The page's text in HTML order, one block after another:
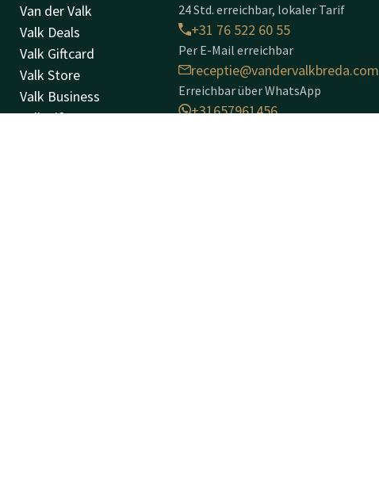
Van der Valk
Valk Deals
Valk Giftcard
Valk Store
Valk Business
Valk Life
24 Std. erreichbar, lokaler Tarif
+31 76 522 60 55
Per E-Mail erreichbar
receptie@vandervalkbreda.com
Erreichbar über WhatsApp
+31657961456